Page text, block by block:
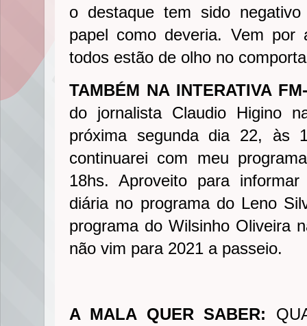
o destaque tem sido
papel como deveria. Vem por
todos estão de olho no
TAMBÉM NA INTERATIVA
do jornalista Claudio Higino
próxima segunda dia 22, às
continuarei com meu
18hs. Aproveito para
diária no programa do Leno
programa do Wilsinho Oliveira
não vim para 2021 a passeio.
A MALA QUER SABER: